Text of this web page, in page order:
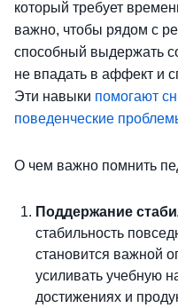
который требует
важно, чтобы рядом с
способный выдержать
не впадать в аффект и
Эти навыки помогают
поведенческие
О чем важно помнить
Поддержание
стабильность
становится важной
усиливать учебную
достижениях и